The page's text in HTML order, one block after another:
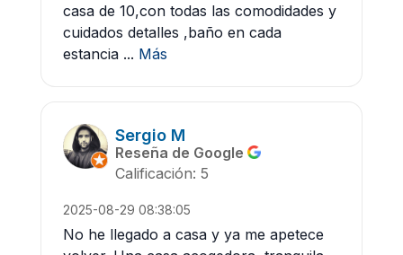
casa de 10,con todas las comodidades y
cuidados detalles ,baño en cada
estancia ... Más
Sergio M
Reseña de Google
Calificación: 5
2025-08-29 08:38:05
No he llegado a casa y ya me apetece